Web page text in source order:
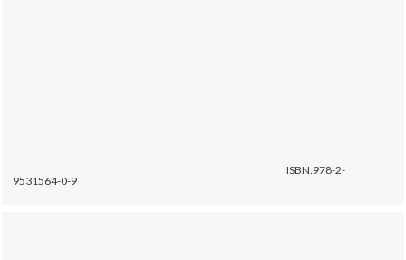
ISBN:978-2-
9531564-0-9